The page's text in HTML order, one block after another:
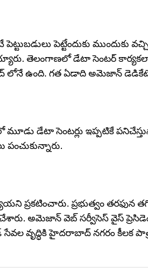
పెట్టేందుకు ముందుకు
తెలంగాణలో డేటా సెంటర్
లోనే ఉంది. గత ఏడాది అమెజాన్
మూడు డేటా సెంటర్లు ఇప్పటికే
ప్రభుత్వం
చేశారు. అమెజాన్ వెబ్ సర్వీసెస్‌ వైస్
వృద్ధికి హైదరాబాద్ న‌గ‌రం కీలక